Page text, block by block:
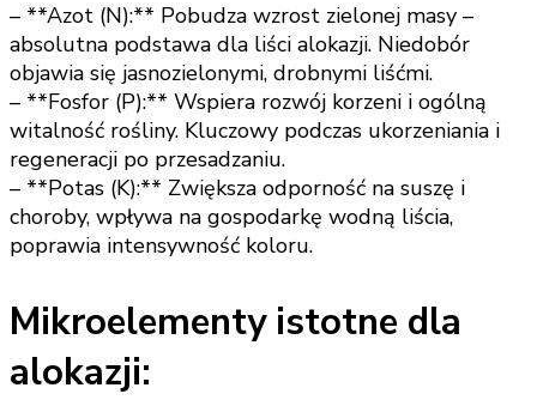
– **Azot (N):** Pobudza wzrost zielonej masy –
absolutna podstawa dla liści alokazji. Niedobór
objawia się jasnozielonymi, drobnymi liśćmi.
– **Fosfor (P):** Wspiera rozwój korzeni i ogólną
witalność rośliny. Kluczowy podczas ukorzeniania i
regeneracji po przesadzaniu.
– **Potas (K):** Zwiększa odporność na suszę i
choroby, wpływa na gospodarkę wodną liścia,
poprawia intensywność koloru.
Mikroelementy istotne dla
alokazji: